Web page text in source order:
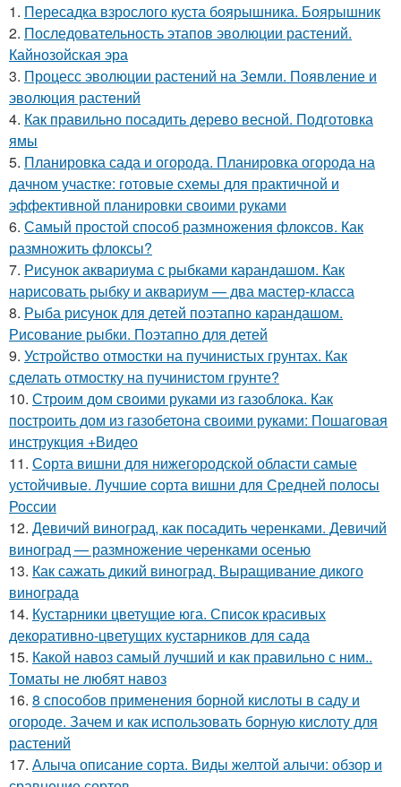
1. Пересадка взрослого куста боярышника. Боярышник
2. Последовательность этапов эволюции растений.
Кайнозойская эра
3. Процесс эволюции растений на Земли. Появление и
эволюция растений
4. Как правильно посадить дерево весной. Подготовка
ямы
5. Планировка сада и огорода. Планировка огорода на
дачном участке: готовые схемы для практичной и
эффективной планировки своими руками
6. Самый простой способ размножения флоксов. Как
размножить флоксы?
7. Рисунок аквариума с рыбками карандашом. Как
нарисовать рыбку и аквариум — два мастер-класса
8. Рыба рисунок для детей поэтапно карандашом.
Рисование рыбки. Поэтапно для детей
9. Устройство отмостки на пучинистых грунтах. Как
сделать отмостку на пучинистом грунте?
10. Строим дом своими руками из газоблока. Как
построить дом из газобетона своими руками: Пошаговая
инструкция +Видео
11. Сорта вишни для нижегородской области самые
устойчивые. Лучшие сорта вишни для Средней полосы
России
12. Девичий виноград, как посадить черенками. Девичий
виноград — размножение черенками осенью
13. Как сажать дикий виноград. Выращивание дикого
винограда
14. Кустарники цветущие юга. Список красивых
декоративно-цветущих кустарников для сада
15. Какой навоз самый лучший и как правильно с ним..
Томаты не любят навоз
16. 8 способов применения борной кислоты в саду и
огороде. Зачем и как использовать борную кислоту для
растений
17. Алыча описание сорта. Виды желтой алычи: обзор и